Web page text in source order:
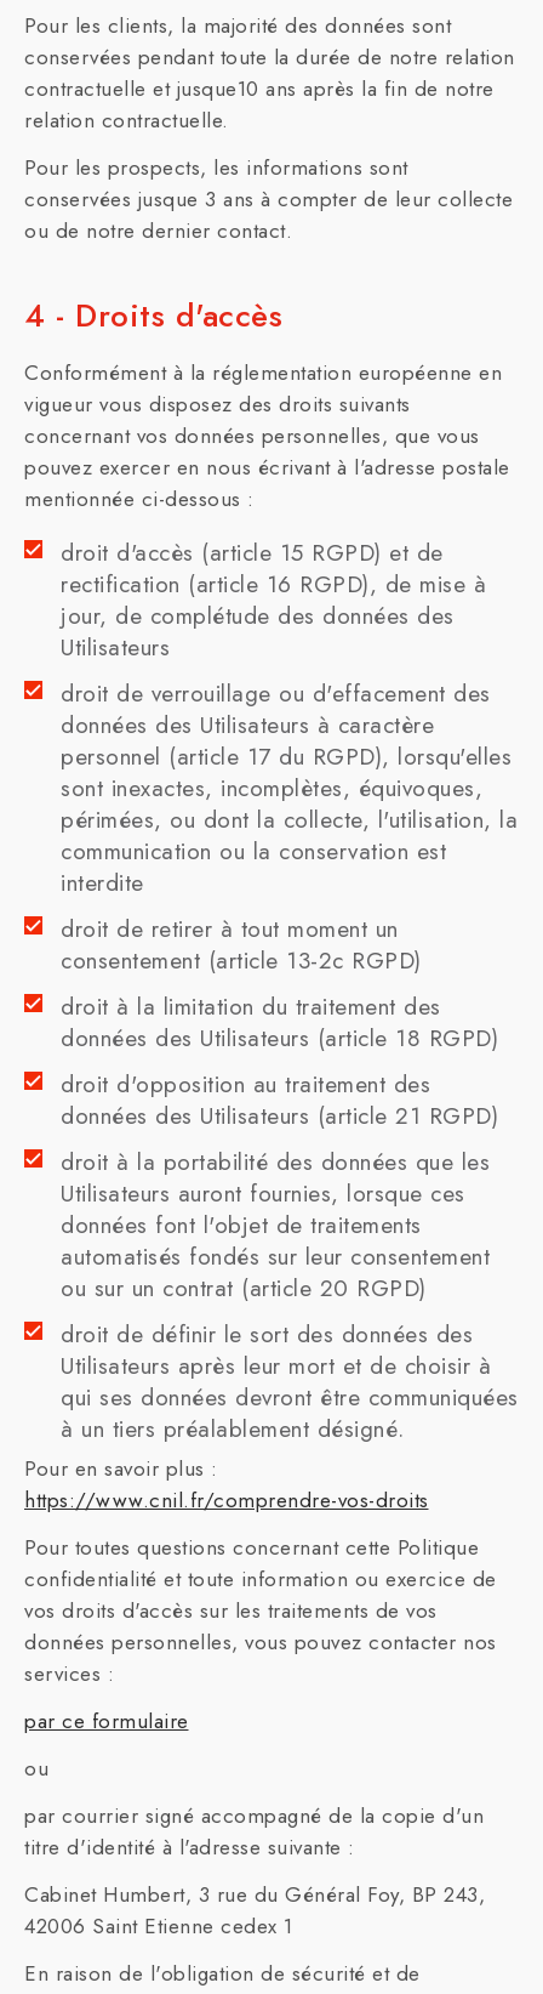
Pour les clients, la majorité des données sont
conservées pendant toute la durée de notre relation
contractuelle et jusque10 ans après la fin de notre
relation contractuelle.
Pour les prospects, les informations sont
conservées jusque 3 ans à compter de leur collecte
ou de notre dernier contact.
4 - Droits d'accès
Conformément à la réglementation européenne en
vigueur vous disposez des droits suivants
concernant vos données personnelles, que vous
pouvez exercer en nous écrivant à l'adresse postale
mentionnée ci-dessous :
droit d'accès (article 15 RGPD) et de
rectification (article 16 RGPD), de mise à
jour, de complétude des données des
Utilisateurs
droit de verrouillage ou d'effacement des
données des Utilisateurs à caractère
personnel (article 17 du RGPD), lorsqu'elles
sont inexactes, incomplètes, équivoques,
périmées, ou dont la collecte, l'utilisation, la
communication ou la conservation est
interdite
droit de retirer à tout moment un
consentement (article 13-2c RGPD)
droit à la limitation du traitement des
données des Utilisateurs (article 18 RGPD)
droit d'opposition au traitement des
données des Utilisateurs (article 21 RGPD)
droit à la portabilité des données que les
Utilisateurs auront fournies, lorsque ces
données font l'objet de traitements
automatisés fondés sur leur consentement
ou sur un contrat (article 20 RGPD)
droit de définir le sort des données des
Utilisateurs après leur mort et de choisir à
qui ses données devront être communiquées
à un tiers préalablement désigné.
Pour en savoir plus :
https://www.cnil.fr/comprendre-vos-droits
Pour toutes questions concernant cette Politique
confidentialité et toute information ou exercice de
vos droits d'accès sur les traitements de vos
données personnelles, vous pouvez contacter nos
services :
par ce formulaire
ou
par courrier signé accompagné de la copie d'un
titre d'identité à l'adresse suivante :
Cabinet Humbert, 3 rue du Général Foy, BP 243,
42006 Saint Etienne cedex 1
En raison de l'obligation de sécurité et de